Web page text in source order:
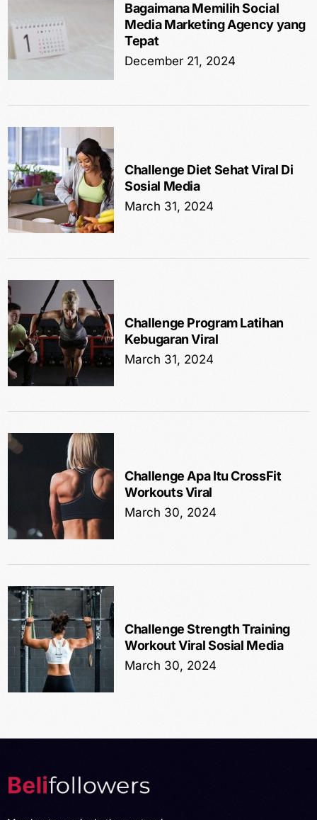
Bagaimana Memilih Social
Media Marketing Agency yang
Tepat
December 21, 2024
Challenge Diet Sehat Viral Di
Sosial Media
March 31, 2024
Challenge Program Latihan
Kebugaran Viral
March 31, 2024
Challenge Apa Itu CrossFit
Workouts Viral
March 30, 2024
Challenge Strength Training
Workout Viral Sosial Media
March 30, 2024